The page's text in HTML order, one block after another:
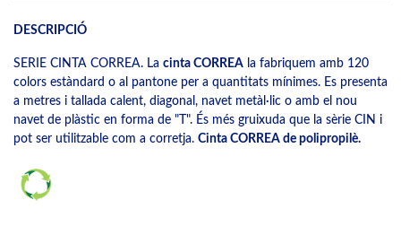
DESCRIPCIÓ
SERIE CINTA CORREA. La cinta CORREA la fabriquem amb 120
colors estàndard o al pantone per a quantitats mínimes. Es presenta
a metres i tallada calent, diagonal, navet metàl·lic o amb el nou
navet de plàstic en forma de "T". És més gruixuda que la sèrie CIN i
pot ser utilitzable com a corretja. Cinta CORREA de polipropilè.